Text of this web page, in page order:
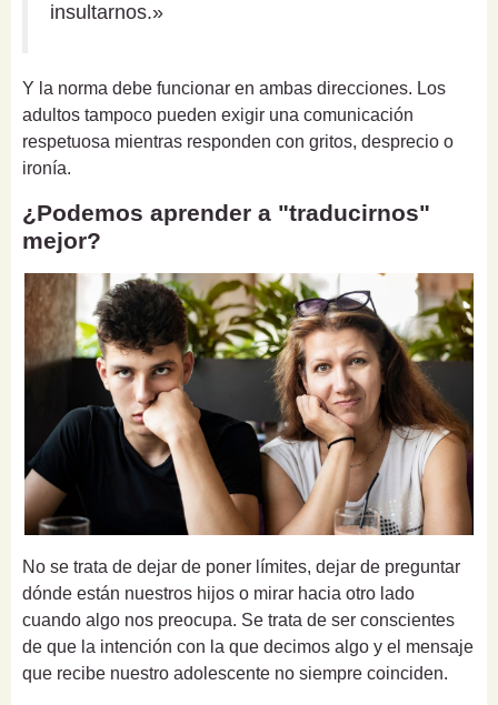
insultarnos.»
Y la norma debe funcionar en ambas direcciones. Los
adultos tampoco pueden exigir una comunicación
respetuosa mientras responden con gritos, desprecio o
ironía.
¿Podemos aprender a "traducirnos"
mejor?
No se trata de dejar de poner límites, dejar de preguntar
dónde están nuestros hijos o mirar hacia otro lado
cuando algo nos preocupa. Se trata de ser conscientes
de que la intención con la que decimos algo y el mensaje
que recibe nuestro adolescente no siempre coinciden.